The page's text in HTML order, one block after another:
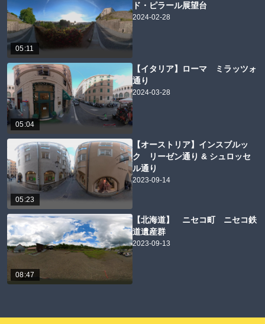
05:11
ド・ピラール展望台
2024-02-28
05:04
【イタリア】ローマ ミラッツォ
通り
2024-03-28
05:23
【オーストリア】インスブルッ
ク リーゼン通り & シュロッセ
ル通り
2023-09-14
08:47
【北海道】 ニセコ町 ニセコ鉄
道遺産群
2023-09-13